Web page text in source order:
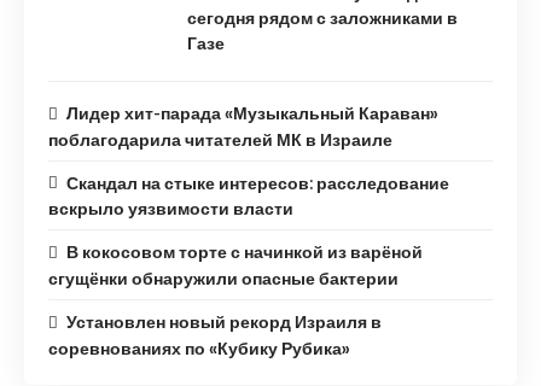
сегодня рядом с заложниками в
Газе
Лидер хит-парада «Музыкальный Караван»
поблагодарила читателей МК в Израиле
Скандал на стыке интересов: расследование
вскрыло уязвимости власти
В кокосовом торте с начинкой из варёной
сгущёнки обнаружили опасные бактерии
Установлен новый рекорд Израиля в
соревнованиях по «Кубику Рубика»